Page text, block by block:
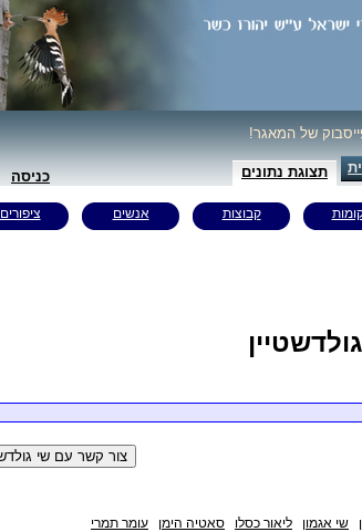
של המאגר!
תצוגת נתונים כניסה
קבוצות אנשים ציפורים
שי אגמון ליאור כסלו סאטיה הימן עומר תמרי